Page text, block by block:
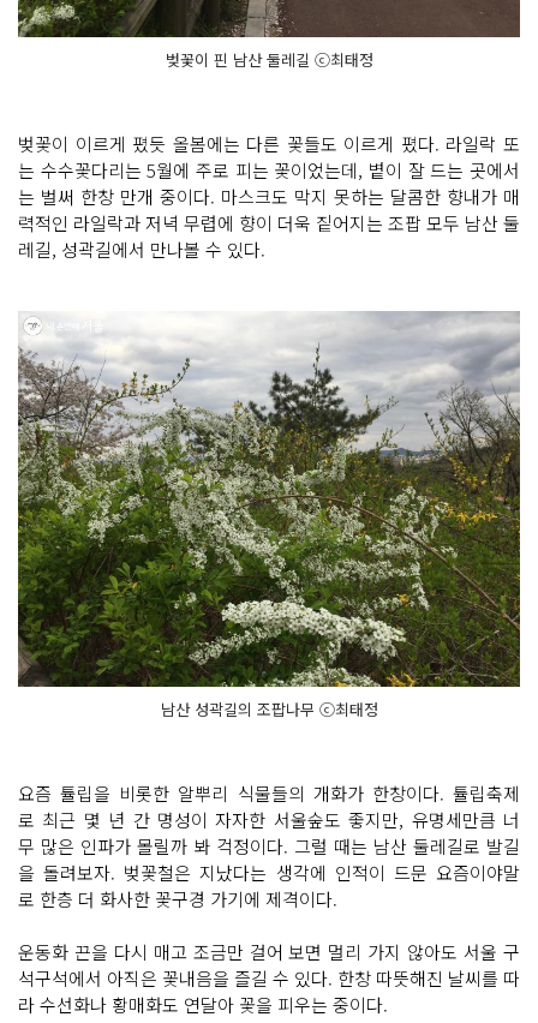
벚꽃이 핀 남산 둘레길 ⓒ최태정
벚꽃이 이르게 폈듯 올봄에는 다른 꽃들도 이르게 폈다. 라일락 또
는 수수꽃다리는 5월에 주로 피는 꽃이었는데, 볕이 잘 드는 곳에서
는 벌써 한창 만개 중이다. 마스크도 막지 못하는 달콤한 향내가 매
력적인 라일락과 저녁 무렵에 향이 더욱 짙어지는 조팝 모두 남산 둘
레길, 성곽길에서 만나볼 수 있다.
남산 성곽길의 조팝나무 ⓒ최태정
요즘 튤립을 비롯한 알뿌리 식물들의 개화가 한창이다. 튤립축제
로 최근 몇 년 간 명성이 자자한 서울숲도 좋지만, 유명세만큼 너
무 많은 인파가 몰릴까 봐 걱정이다. 그럴 때는 남산 둘레길로 발길
을 돌려보자. 벚꽃철은 지났다는 생각에 인적이 드문 요즘이야말
로 한층 더 화사한 꽃구경 가기에 제격이다.
운동화 끈을 다시 매고 조금만 걸어 보면 멀리 가지 않아도 서울 구
석구석에서 아직은 꽃내음을 즐길 수 있다. 한창 따뜻해진 날씨를 따
라 수선화나 황매화도 연달아 꽃을 피우는 중이다.